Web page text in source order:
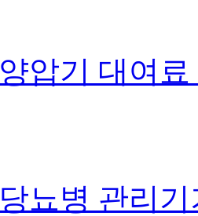
양압기 대여
당뇨병 관리